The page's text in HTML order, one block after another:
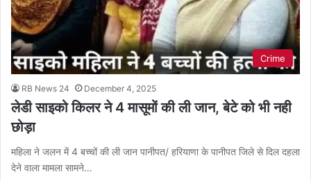
Crime
RB News 24 December 4, 2025
लेडी साइको किलर ने 4 मासूमों की ली जान, बेटे को भी नही
छोड़ा
महिला ने जलन में 4 बच्चों की ली जान पानीपत/ हरियाणा के पानीपत जिले से दिल दहला
देने वाला मामला सामने…